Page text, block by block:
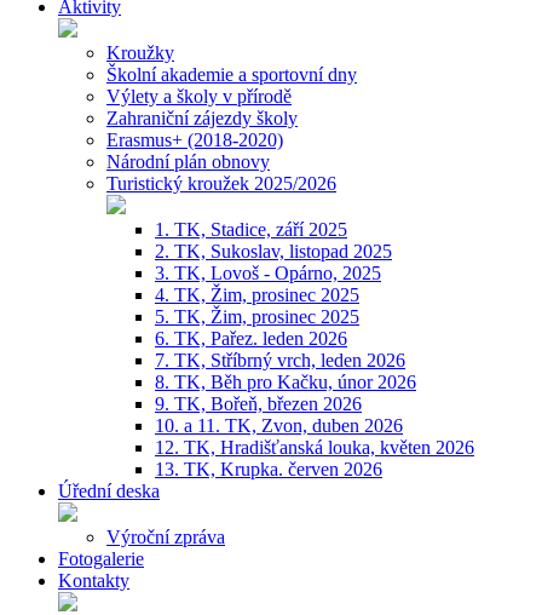
Aktivity
Kroužky
Školní akademie a sportovní dny
Výlety a školy v přírodě
Zahraniční zájezdy školy
Erasmus+ (2018-2020)
Národní plán obnovy
Turistický kroužek 2025/2026
1. TK, Stadice, září 2025
2. TK, Sukoslav, listopad 2025
3. TK, Lovoš - Opárno, 2025
4. TK, Žim, prosinec 2025
5. TK, Žim, prosinec 2025
6. TK, Pařez. leden 2026
7. TK, Stříbrný vrch, leden 2026
8. TK, Běh pro Kačku, únor 2026
9. TK, Bořeň, březen 2026
10. a 11. TK, Zvon, duben 2026
12. TK, Hradišťanská louka, květen 2026
13. TK, Krupka. červen 2026
Úřední deska
Výroční zpráva
Fotogalerie
Kontakty